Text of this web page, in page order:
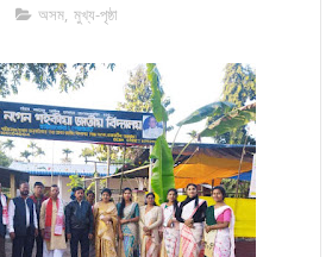
অসম, মুখ্য-পৃষ্ঠা